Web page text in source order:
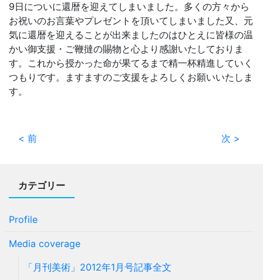
9日についに還暦を迎えてしまいました。多くの方々から
お祝いのお言葉やプレゼントを頂いてしまいました又、元
気に還暦を迎えることが出来ましたのはひとえに皆様の温
かい御支援・ご鞭撻の賜物と心より感謝いたしておりま
す。これから授かった命が果てるまで精一杯精進していく
つもりです。ますますのご支援をよろしくお願いいたしま
す。
< 前 次 >
カテゴリー
Profile
Media coverage
「月刊美術」2012年1月号記事全文